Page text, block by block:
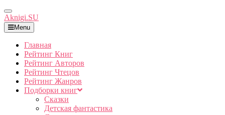
Toggle
Navigation
Aknigi.SU
Menu
Главная
Рейтинг Книг
Рейтинг Авторов
Рейтинг Чтецов
Рейтинг Жанров
Подборки книг
Сказки
Детская фантастика